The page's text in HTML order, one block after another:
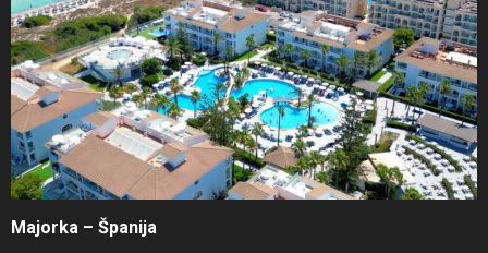
Majorka – Španija